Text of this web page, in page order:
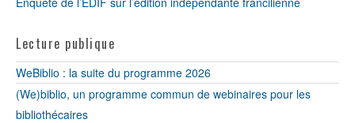
Lecture publique
WeBiblio : la suite du programme 2026
(We)biblio, un programme commun de webinaires pour les
bibliothécaires